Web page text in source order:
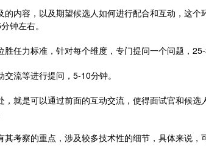
内容，以及期望候选人如何进行配合和互动，这个
钟左右。
任力标准，针对每个维度，专门提问一个问题，25-
流等进行提问，5-10分钟。
就是可以通过前面的互动交流，使得面试官和候选
考察的重点，涉及较多技术性的细节，具体来说，